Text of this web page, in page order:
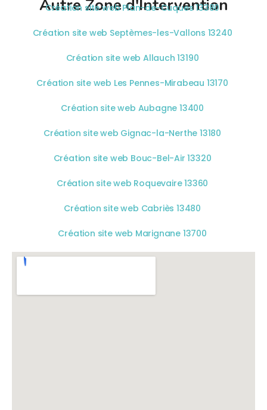
Autre Zone d'Intervention
Création site web Plan-de-Cuques 13380
Création site web Septèmes-les-Vallons 13240
Création site web Allauch 13190
Création site web Les Pennes-Mirabeau 13170
Création site web Aubagne 13400
Création site web Gignac-la-Nerthe 13180
Création site web Bouc-Bel-Air 13320
Création site web Roquevaire 13360
Création site web Cabriès 13480
Création site web Marignane 13700